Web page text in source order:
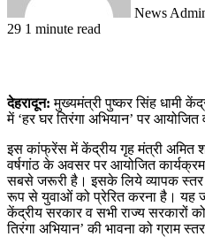
News
29 1 minute read
देहरादून: मुख्यमंत्री पुष्कर सिंह धामी
में ‘हर घर तिरंगा अभियान’ पर
इस कांफ्रेंस में केंद्रीय गृह मंत्री अमित
वर्षगांठ के अवसर पर आयोजित कार्यक्रम
सबसे जरूरी है। इसके लिये व्यापक स्तर
रूप से युवाओं को प्रेरित करना है। यह
केंद्रीय सरकार व सभी राज्य सरकारों
तिरंगा अभियान’ की भावना को ग्राम